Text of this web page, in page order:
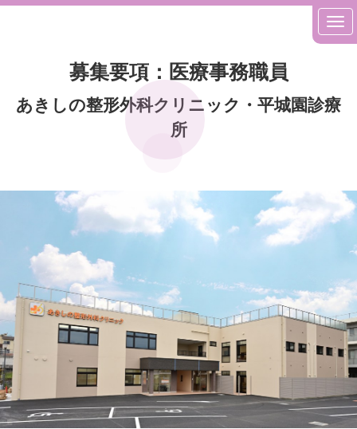
募集要項：医療事務職員
あきしの整形外科クリニック・平城園診療
所